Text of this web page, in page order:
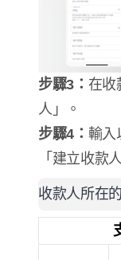
步驟3 ： 在收
人」。
步驟4 ： 輸入
「建立收款
收款人所在